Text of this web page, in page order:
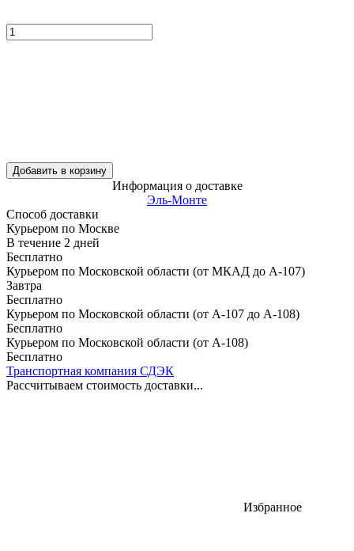
Добавить в корзину
Информация о доставке
Эль-Монте
Способ доставки
Курьером по Москве
В течение 2 дней
Бесплатно
Курьером по Московской области (от МКАД до А-107)
Завтра
Бесплатно
Курьером по Московской области (от А-107 до А-108)
Бесплатно
Курьером по Московской области (от А-108)
Бесплатно
Транспортная компания СДЭК
Рассчитываем стоимость доставки...
Избранное